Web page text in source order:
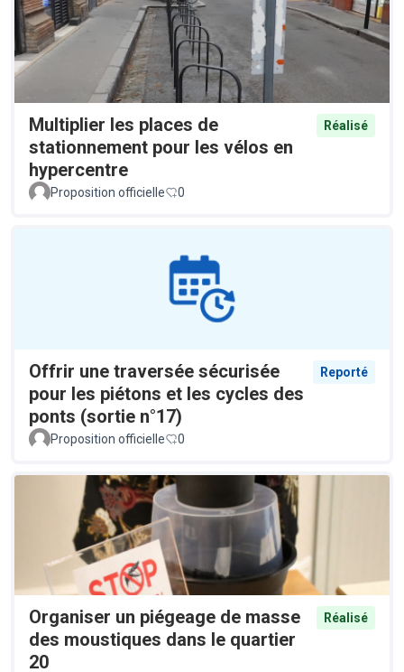
Multiplier les places de
stationnement pour les vélos en
hypercentre
Réalisé
Proposition officielle 0
Offrir une traversée sécurisée
pour les piétons et les cycles des
ponts (sortie n°17)
Reporté
Proposition officielle 0
Organiser un piégeage de masse
des moustiques dans le quartier
20
Réalisé